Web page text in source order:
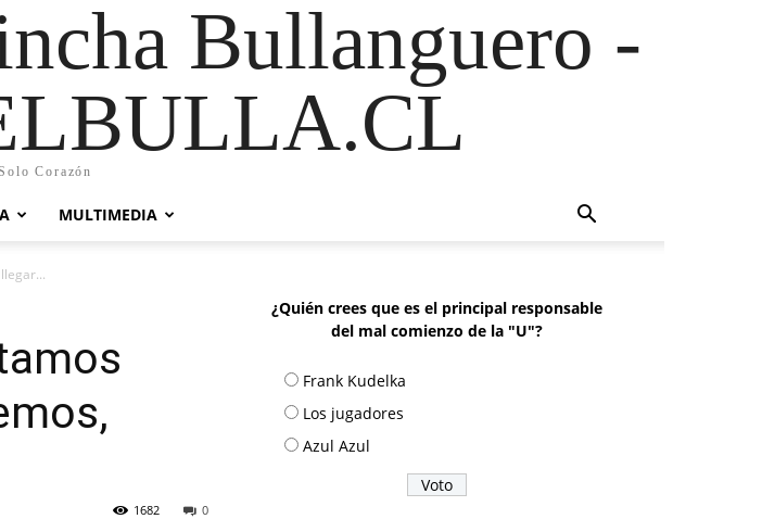
Bullanguero -
Corazón
MULTIMEDIA
0
1682
¿Quién crees que es el principal responsable
del mal comienzo de la "U"?
Frank Kudelka
Los jugadores
Azul Azul